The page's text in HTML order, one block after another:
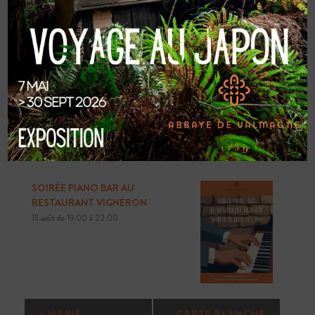
Heure :
19:00 à 22:30
Catégorie d’évènement:
Restaurant Ouverture Soir
RELATED
ÉVÈNEMENTS
SOIRÉE PIANO BAR AU
RESTAURANT VIGNERON
15 août de 19:00 à 22:00
N